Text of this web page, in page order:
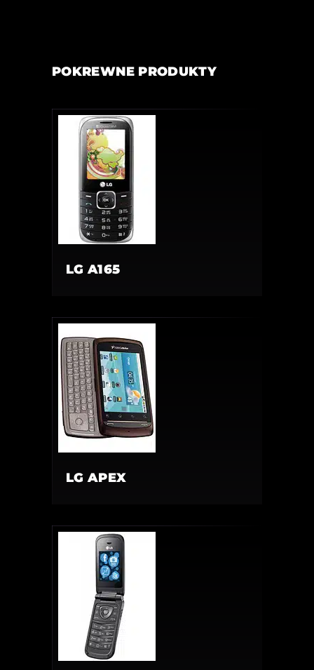
POKREWNE PRODUKTY
LG A165
LG APEX